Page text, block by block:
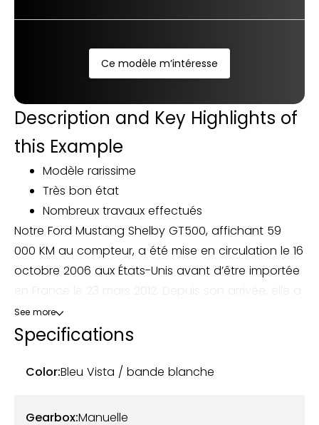
Ce modèle m’intéresse
Description and Key Highlights of
this Example
Modèle rarissime
Très bon état
Nombreux travaux effectués
Notre Ford Mustang Shelby GT500, affichant 59
000 KM au compteur, a été mise en circulation le 16
octobre 2006 aux États-Unis avant d’être importée
été soigneusement entretenue par ses 4
propriétaires français, avec un historique complet
et des factures disponibles.
See more
Specifications
Color:Bleu Vista / bande blanche
Gearbox:Manuelle